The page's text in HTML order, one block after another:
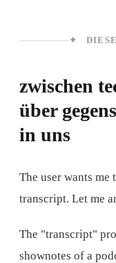
✦
zwischen
über
in uns
The user wants
transcript. Let me
The "transcript"
shownotes of a